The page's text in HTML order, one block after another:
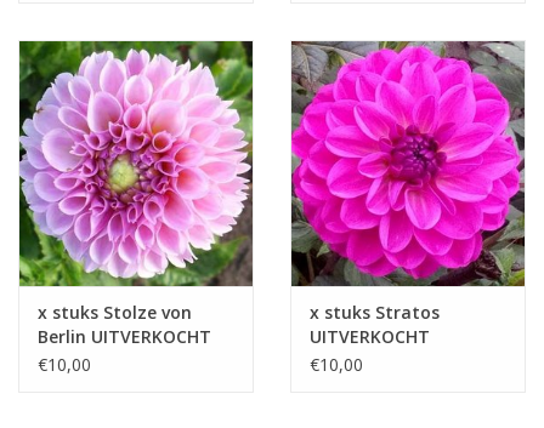
x stuks Stolze von
Berlin UITVERKOCHT
€10,00
x stuks Stratos
UITVERKOCHT
€10,00